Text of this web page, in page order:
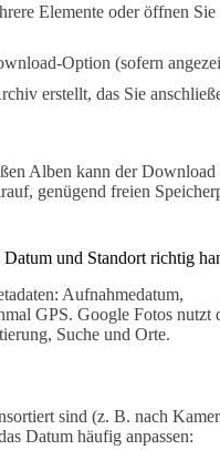
Elemente oder öffnen Sie
Option (sofern
erstellt, das Sie
Alben kann der Download
genügend freien
und Standort richtig
Aufnahmedatum,
GPS. Google Fotos nutzt
Suche und Orte.
sind (z. B. nach
Datum häufig anpassen: